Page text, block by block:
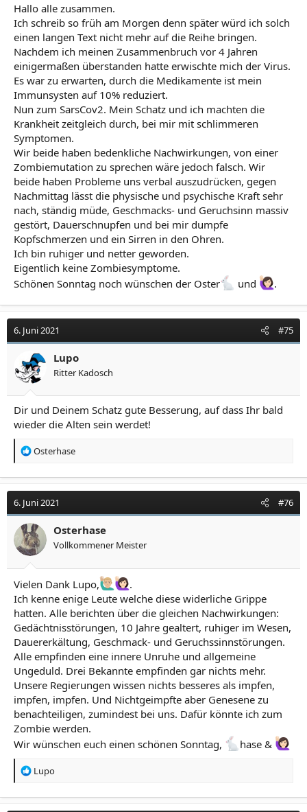
Hallo alle zusammen.
Ich schreib so früh am Morgen denn später würd ich solch
einen langen Text nicht mehr auf die Reihe bringen.
Nachdem ich meinen Zusammenbruch vor 4 Jahren
einigermaßen überstanden hatte erwischte mich der Virus.
Es war zu erwarten, durch die Medikamente ist mein
Immunsysten auf 10% reduziert.
Nun zum SarsCov2. Mein Schatz und ich machten die
Krankheit zeitgleich durch, bei mir mit schlimmeren
Symptomen.
Wir beide haben bedenkliche Nachwirkungen, von einer
Zombiemutation zu sprechen wäre jedoch falsch. Wir
beide haben Probleme uns verbal auszudrücken, gegen
Nachmittag lässt die physische und psychische Kraft sehr
nach, ständig müde, Geschmacks- und Geruchsinn massiv
gestört, Dauerschnupfen und bei mir dumpfe
Kopfschmerzen und ein Sirren in den Ohren.
Ich bin ruhiger und netter geworden.
Eigentlich keine Zombiesymptome.
Schönen Sonntag noch wünschen der Oster
und .
6. Juni 2021 #75
Lupo
Ritter Kadosch
Dir und Deinem Schatz gute Besserung, auf dass Ihr bald
wieder die Alten sein werdet!
R
a
t
i
o
n
e
Osterhase
6. Juni 2021 #76
Osterhase
Vollkommener Meister
Vielen Dank Lupo,
.
Ich kenne enige Leute welche diese widerliche Grippe
hatten. Alle berichten über die gleichen Nachwirkungen:
Gedächtnisstörungen, 10 Jahre gealtert, ruhiger im Wesen,
Dauererkältung, Geschmack- und Geruchssinnstörungen.
Alle empfinden eine innere Unruhe und allgemeine
Ungeduld. Drei Bekannte empfinden gar nichts mehr.
Unsere Regierungen wissen nichts besseres als impfen,
impfen, impfen. Und Nichtgeimpfte aber Genesene zu
benachteiligen, zumindest bei uns. Dafür könnte ich zum
Zombie werden.
Wir wünschen euch einen schönen Sonntag,
hase &
R
a
Lupo